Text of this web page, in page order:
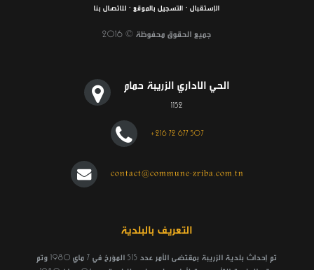
للاتصال بنا · التسجيل بالموقع · الإستقبال
جميع الحقوق محفوظة © 2016
الحي الاداري الزريبة حمام
1152
+216 72 677 507
contact@commune-zriba.com.tn
التعريف بالبلدية
تم إحداث بلدية الزريبة بمقتضى الأمر عدد 515 المؤرخ في 7 ماي 1980 وتم